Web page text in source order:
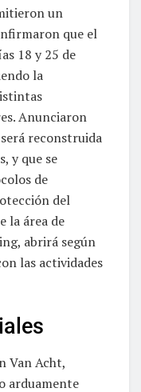
un
que el
18 y 25 de
la
Anunciaron
reconstruida
y que se
de
del
la área de
abrirá según
las actividades
Van Acht,
arduamente